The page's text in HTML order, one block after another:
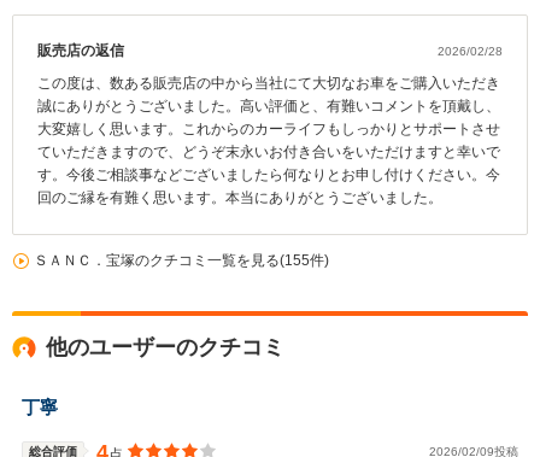
販売店の返信 2026/02/28
この度は、数ある販売店の中から当社にて大切なお車をご購入いただき
誠にありがとうございました。高い評価と、有難いコメントを頂戴し、
大変嬉しく思います。これからのカーライフもしっかりとサポートさせ
ていただきますので、どうぞ末永いお付き合いをいただけますと幸いで
す。今後ご相談事などございましたら何なりとお申し付けください。今
回のご縁を有難く思います。本当にありがとうございました。
ＳＡＮＣ．宝塚のクチコミ一覧を見る(155件)
他のユーザーのクチコミ
丁寧
総合評価 4 2026/02/09投稿